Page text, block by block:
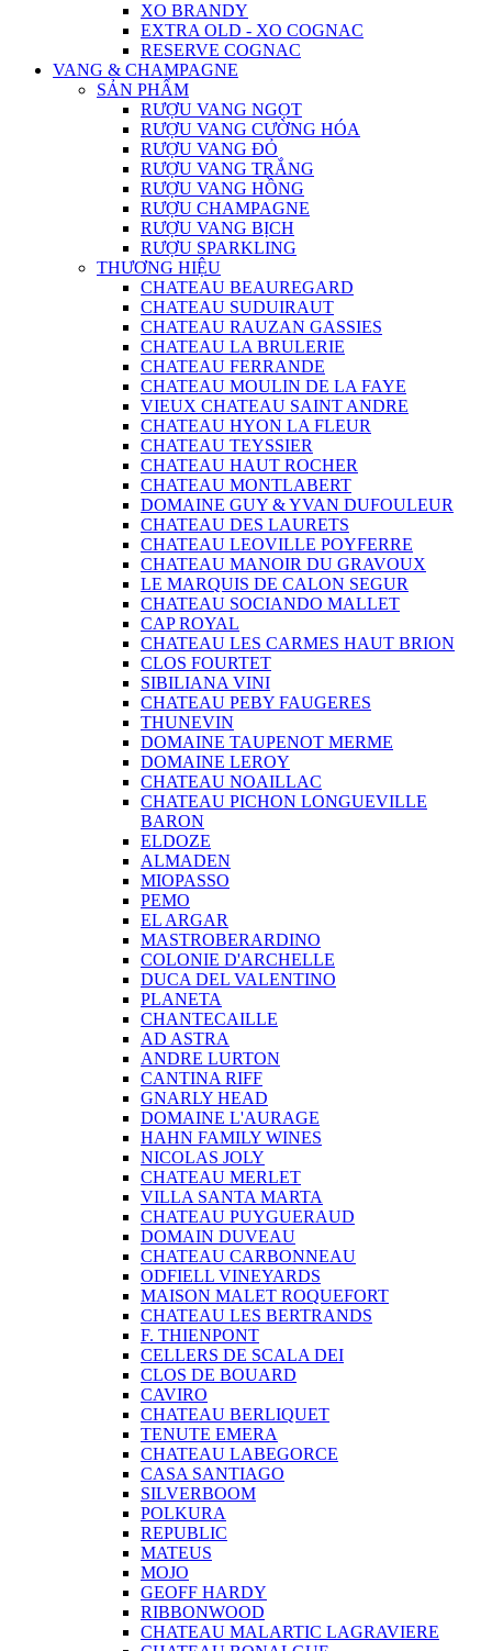
XO BRANDY
EXTRA OLD - XO COGNAC
RESERVE COGNAC
VANG & CHAMPAGNE
SẢN PHẨM
RƯỢU VANG NGỌT
RƯỢU VANG CƯỜNG HÓA
RƯỢU VANG ĐỎ
RƯỢU VANG TRẮNG
RƯỢU VANG HỒNG
RƯỢU CHAMPAGNE
RƯỢU VANG BỊCH
RƯỢU SPARKLING
THƯƠNG HIỆU
CHATEAU BEAUREGARD
CHATEAU SUDUIRAUT
CHATEAU RAUZAN GASSIES
CHATEAU LA BRULERIE
CHATEAU FERRANDE
CHATEAU MOULIN DE LA FAYE
VIEUX CHATEAU SAINT ANDRE
CHATEAU HYON LA FLEUR
CHATEAU TEYSSIER
CHATEAU HAUT ROCHER
CHATEAU MONTLABERT
DOMAINE GUY & YVAN DUFOULEUR
CHATEAU DES LAURETS
CHATEAU LEOVILLE POYFERRE
CHATEAU MANOIR DU GRAVOUX
LE MARQUIS DE CALON SEGUR
CHATEAU SOCIANDO MALLET
CAP ROYAL
CHATEAU LES CARMES HAUT BRION
CLOS FOURTET
SIBILIANA VINI
CHATEAU PEBY FAUGERES
THUNEVIN
DOMAINE TAUPENOT MERME
DOMAINE LEROY
CHATEAU NOAILLAC
CHATEAU PICHON LONGUEVILLE
BARON
ELDOZE
ALMADEN
MIOPASSO
PEMO
EL ARGAR
MASTROBERARDINO
COLONIE D'ARCHELLE
DUCA DEL VALENTINO
PLANETA
CHANTECAILLE
AD ASTRA
ANDRE LURTON
CANTINA RIFF
GNARLY HEAD
DOMAINE L'AURAGE
HAHN FAMILY WINES
NICOLAS JOLY
CHATEAU MERLET
VILLA SANTA MARTA
CHATEAU PUYGUERAUD
DOMAIN DUVEAU
CHATEAU CARBONNEAU
ODFIELL VINEYARDS
MAISON MALET ROQUEFORT
CHATEAU LES BERTRANDS
F. THIENPONT
CELLERS DE SCALA DEI
CLOS DE BOUARD
CAVIRO
CHATEAU BERLIQUET
TENUTE EMERA
CHATEAU LABEGORCE
CASA SANTIAGO
SILVERBOOM
POLKURA
REPUBLIC
MATEUS
MOJO
GEOFF HARDY
RIBBONWOOD
CHATEAU MALARTIC LAGRAVIERE